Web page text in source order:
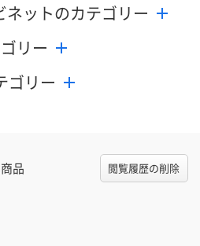
ットのカテゴリー
リー
ゴリー
品 閲覧履歴の削除